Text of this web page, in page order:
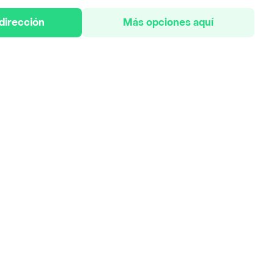
Más opciones aquí